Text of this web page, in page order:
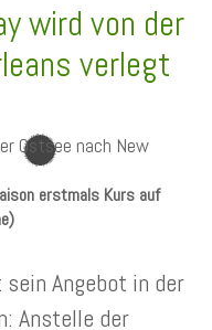
wird von der
verlegt
erstmals Kurs auf
Angebot in der
Anstelle der